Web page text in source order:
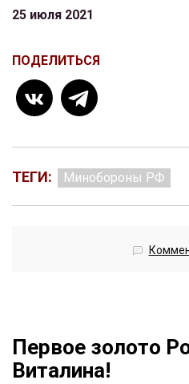
25 июля 2021
ПОДЕЛИТЬСЯ
ТЕГИ: Минобороны РФ
Первое золото
Виталина!